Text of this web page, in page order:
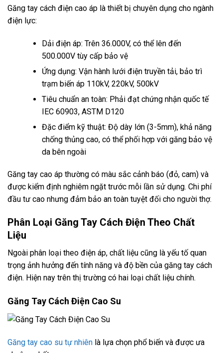
Găng tay cách điện cao áp là thiết bị chuyên dụng cho ngành
điện lực:
Dải điện áp: Trên 36.000V, có thể lên đến
500.000V tùy cấp bảo vệ
Ứng dụng: Vận hành lưới điện truyền tải, bảo trì
trạm biến áp 110kV, 220kV, 500kV
Tiêu chuẩn an toàn: Phải đạt chứng nhận quốc tế
IEC 60903, ASTM D120
Đặc điểm kỹ thuật: Độ dày lớn (3-5mm), khả năng
chống thủng cao, có thể phối hợp với găng bảo vệ
da bên ngoài
Găng tay cao áp thường có màu sắc cảnh báo (đỏ, cam) và
được kiểm định nghiêm ngặt trước mỗi lần sử dụng. Chi phí
đầu tư cao nhưng đảm bảo an toàn tuyệt đối cho người thợ.
Phân Loại Găng Tay Cách Điện Theo Chất
Liệu
Ngoài phân loại theo điện áp, chất liệu cũng là yếu tố quan
trọng ảnh hưởng đến tính năng và độ bền của găng tay cách
điện. Hiện nay trên thị trường có hai loại chất liệu chính.
Găng Tay Cách Điện Cao Su
Găng tay cao su tự nhiên là lựa chọn phổ biến và được ưa